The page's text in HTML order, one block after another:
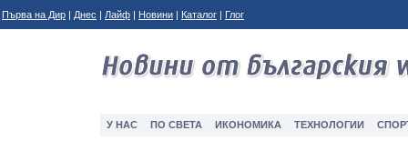
Първа на Дир | Днес | Лайф | Новини | Каталог | Глог
У НАС ПО СВЕТА ИКОНОМИКА ТЕXНОЛОГИИ